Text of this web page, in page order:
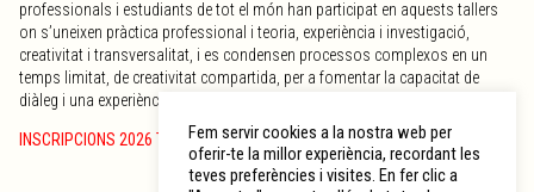
professionals i estudiants de tot el món han participat en aquests tallers
on s’uneixen pràctica professional i teoria, experiència i investigació,
creativitat i transversalitat, i es condensen processos complexos en un
temps limitat, de creativitat compartida, per a fomentar la capacitat de
diàleg i una experiència derivada de l’observació i la participació.
INSCRIPCIONS 2026 TANCADESFem servir cookies a la nostra web per
oferir-te la millor experiència, recordant les
teves preferències i visites. En fer clic a